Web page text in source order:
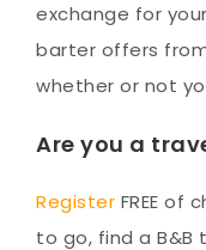
exchange for
barter offers
whether or not
Are you a
Register FREE of
to go, find a B&B